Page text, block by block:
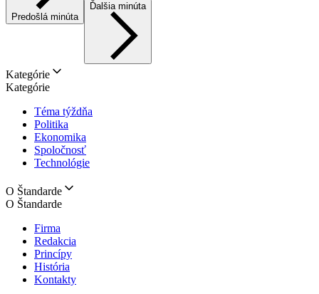
Predošlá minúta
Ďalšia minúta
Kategórie
Kategórie
Téma týždňa
Politika
Ekonomika
Spoločnosť
Technológie
O Štandarde
O Štandarde
Firma
Redakcia
Princípy
História
Kontakty